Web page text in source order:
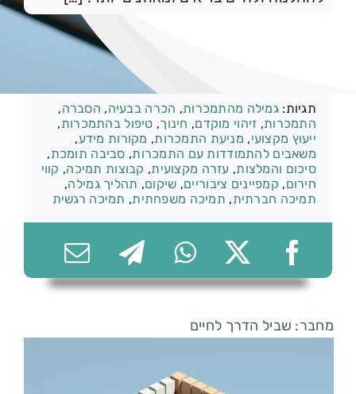
תגיות: גמילה מהתמכרות, הכרה בבעיה, הסברה,
התמכרות, זיהוי מוקדם, חינוך, טיפול בהתמכרות,
ייעוץ מקצועי, מניעת התמכרות, מקורות מידע,
משאבים להתמודדות עם התמכרות, סביבה תומכת,
סיכום והמלצות, עזרה מקצועית, קבוצות תמיכה, קווי
חירום, קמפיינים ציבוריים, שיקום, תהליך גמילה,
תמיכה חברתית, תמיכה משפחתית, תמיכה רגשית
מחבר: שביל הדרך לחיים